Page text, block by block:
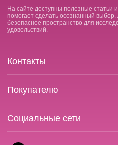
На сайте доступны полезные статьи
помогает сделать осознанный
безопасное пространство для
удовольствий.
Контакты
Покупателю
Социальные сети